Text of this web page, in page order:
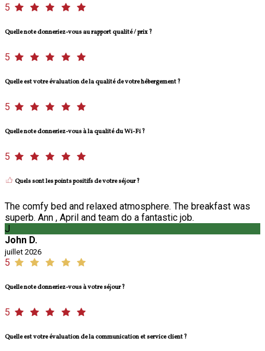
5
Quelle note donneriez-vous au rapport qualité / prix ?
5
Quelle est votre évaluation de la qualité de votre hébergement ?
5
Quelle note donneriez-vous à la qualité du Wi-Fi ?
5
Quels sont les points positifs de votre séjour ?
The comfy bed and relaxed atmosphere. The breakfast was
superb. Ann , April and team do a fantastic job.
J
John D.
juillet 2026
5
Quelle note donneriez-vous à votre séjour ?
5
Quelle est votre évaluation de la communication et service client ?